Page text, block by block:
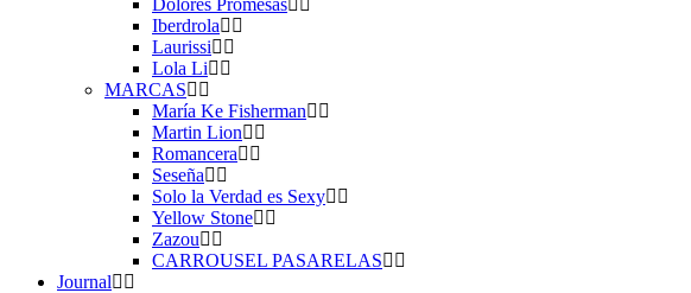
Dolores Promesas
Iberdrola
Laurissi
Lola Li
MARCAS
María Ke Fisherman
Martin Lion
Romancera
Seseña
Solo la Verdad es Sexy
Yellow Stone
Zazou
CARROUSEL PASARELAS
Journal